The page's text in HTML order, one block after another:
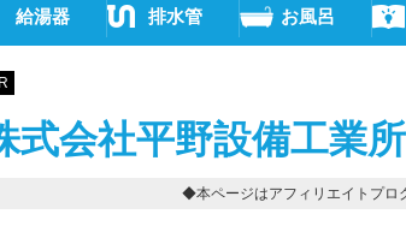
給湯器 排水管 お風呂
式会社平野設備工業
◆本ページはアフィリエイトプロ